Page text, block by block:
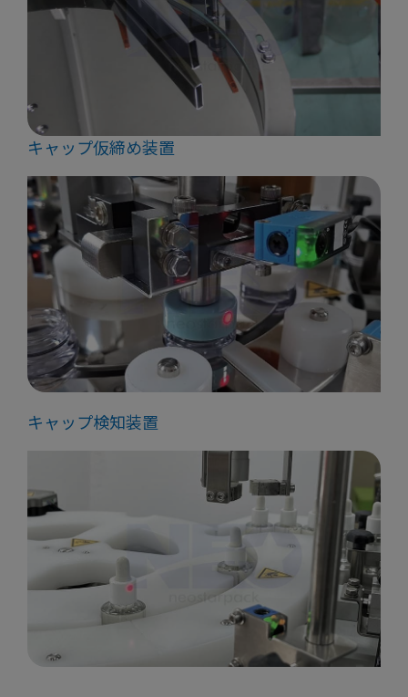
キャップ仮締め装置
キャップ検知装置